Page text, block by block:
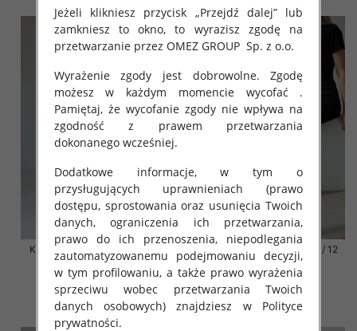
Klapki damskie Roz 36-42 / 12
par
41.00 zł
szczegóły
Klapki damskie Roz 36-42 / 12
par
41.00 zł
szczegóły
Jeżeli klikniesz przycisk „Przejdź dalej” lub
zamkniesz to okno, to wyrazisz zgodę na
przetwarzanie przez OMEZ GROUP Sp. z o.o.
Wyrażenie zgody jest dobrowolne. Zgodę
możesz w każdym momencie wycofać .
Pamiętaj, że wycofanie zgody nie wpływa na
zgodność z prawem przetwarzania
dokonanego wcześniej.
Dodatkowe informacje, w tym o
przysługujących uprawnieniach (prawo
dostępu, sprostowania oraz usunięcia Twoich
danych, ograniczenia ich przetwarzania,
prawo do ich przenoszenia, niepodlegania
zautomatyzowanemu podejmowaniu decyzji,
w tym profilowaniu, a także prawo wyrażenia
sprzeciwu wobec przetwarzania Twoich
danych osobowych) znajdziesz w Polityce
prywatności.